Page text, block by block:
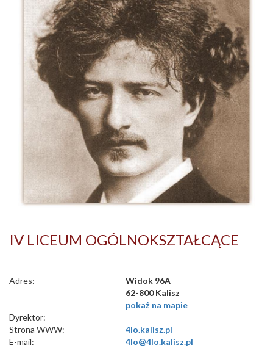
IV LICEUM OGÓLNOKSZTAŁCĄCE
Adres:
Widok 96A
62-800 Kalisz
pokaż na mapie
Dyrektor:
Strona WWW:
4lo.kalisz.pl
E-mail:
4lo@4lo.kalisz.pl